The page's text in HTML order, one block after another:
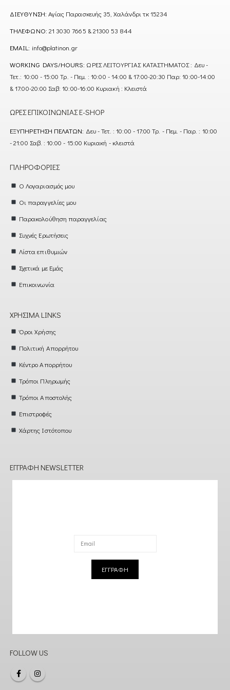
ΔΙΕΎΘΥΝΣΗ: Αγίας Παρασκευής 35, Χαλάνδρι τκ 15234
ΤΗΛΈΦΩΝΟ: 21 3030 7665 & 21300 53 844
EMAIL: info@platinon.gr
WORKING DAYS/HOURS: ΩΡΕΣ ΛΕΙΤΟΥΡΓΙΑΣ ΚΑΤΑΣΤΗΜΑΤΟΣ : Δευ -
Τετ.: 10:00 - 15:00 Τρ. - Πεμ. : 10:00 - 14:00 & 17:00-20:30 Παρ: 10:00-14:00
& 17:00-20:00 Σαβ: 10:00-16:00 Κυριακή : Κλειστά
ΏΡΕΣ ΕΠΙΚΟΙΝΩΝΊΑΣ E-SHOP
ΕΞΥΠΗΡΈΤΗΣΗ ΠΕΛΑΤΏΝ: Δευ - Τετ. : 10:00 - 17:00 Τρ. - Πεμ. - Παρ. : 10:00
- 21:00 Σαβ. : 10:00 - 15:00 Κυριακή - κλειστά
ΠΛΗΡΟΦΟΡΊΕΣ
Ο Λογαριασμός μου
Οι παραγγελίες μου
Παρακολούθηση παραγγελίας
Συχνές Ερωτήσεις
Λίστα επιθυμιών
Σχετικά με Εμάς
Επικοινωνία
ΧΡΉΣΙΜΑ LINKS
Όροι Χρήσης
Πολιτική Απορρήτου
Κέντρο Απορρήτου
Τρόποι Πληρωμής
Τρόποι Αποστολής
Επιστροφές
Χάρτης Ιστότοπου
ΕΓΓΡΑΦΉ NEWSLETTER
ΕΓΓΡΑΦΗ
FOLLOW US